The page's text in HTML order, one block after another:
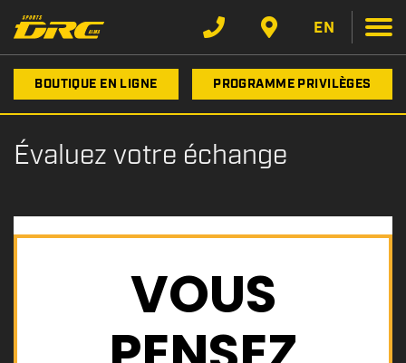
EN
BOUTIQUE EN LIGNE PROGRAMME PRIVILÈGES
Évaluez votre échange